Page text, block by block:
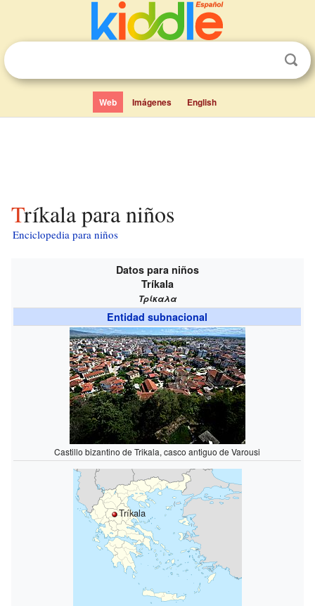
Web Imágenes English
Tríkala para niños
Enciclopedia para niños
Datos para niños
Tríkala
Τρίκαλα
Entidad subnacional
Castillo bizantino de Trikala, casco antiguo de Varousi
Tríkala